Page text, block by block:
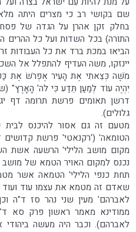
שם בקושי רב כי מצרים היתה
בחלק זקן אהרן על הגדה של
התורה) בכל השדות ועל כל ההרים
הביאו במכת ברד את כל העבודות
יינזקו, משה העדיף להתפלל אל
מֹשֶׁה כְּצֵאתִי אֶת הָעִיר אֶפְרֹשׂ אֶת
יִהְיֶה עוֹד לְמַעַן תֵּדַע כִּי לה' הָאָרֶץ"
דרשן תאומים פרשת תרומה דף
גלולים).
מטעם זה גם אסור להיכנס
הטומאה' ('רקנאטי' פרשת קדושים
מקום מושב הלילי' הרשעה אשת
נכנס למקום האויר הטמא של מושב
תחת כנפי הלילי' הטמאה אשר
שאדם זה מטמא את עצמו עוד ועוד
לאברהם' מעין שני נהר סז ד"ה
ממודינא מאמר ראשון פרק סא
לאברהם). וכבר היה מעשה